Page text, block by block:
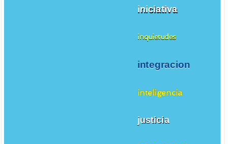
iniciativa
inquietudes
integracion
inteligencia
justicia